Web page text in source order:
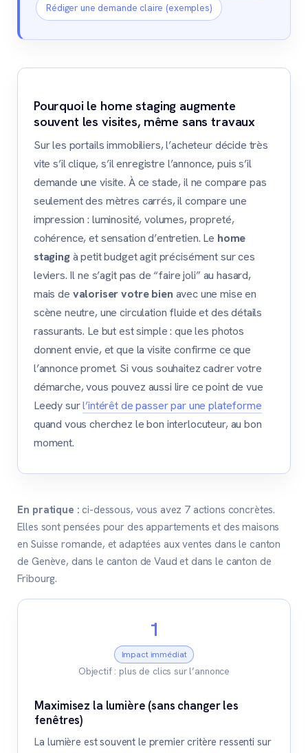
Rédiger une demande claire (exemples)
Pourquoi le home staging augmente
souvent les visites, même sans travaux
Sur les portails immobiliers, l’acheteur décide très
vite s’il clique, s’il enregistre l’annonce, puis s’il
demande une visite. À ce stade, il ne compare pas
seulement des mètres carrés, il compare une
impression : luminosité, volumes, propreté,
cohérence, et sensation d’entretien. Le home
stagingà petit budget agit précisément sur ces
leviers. Il ne s’agit pas de “faire joli” au hasard,
mais de valoriser votre bien avec une mise en
scène neutre, une circulation fluide et des détails
rassurants. Le but est simple : que les photos
donnent envie, et que la visite confirme ce que
l’annonce promet. Si vous souhaitez cadrer votre
démarche, vous pouvez aussi lire ce point de vue
Leedy surl’intérêt de passer par une plateforme
quand vous cherchez le bon interlocuteur, au bon
moment.
En pratique : ci-dessous, vous avez 7 actions concrètes.
Elles sont pensées pour des appartements et des maisons
en Suisse romande, et adaptées aux ventes dans le canton
de Genève, dans le canton de Vaud et dans le canton de
Fribourg.
1
Impact immédiat
Objectif : plus de clics sur l’annonce
Maximisez la lumière (sans changer les
fenêtres)
La lumière est souvent le premier critère ressenti sur